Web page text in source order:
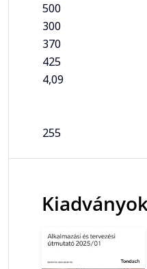
500
300
370
425
4,09
255